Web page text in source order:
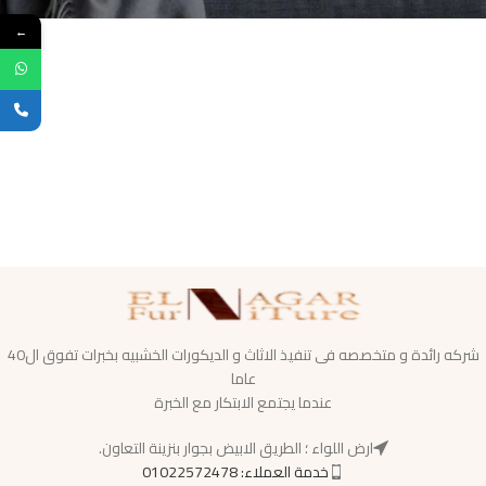
شركه رائدة و متخصصه فى تنفيذ الاثاث و الديكورات الخشبيه بخبرات تفوق ال40
عاما
عندما يجتمع الابتكار مع الخبرة
ارض اللواء ؛ الطريق الابيض بجوار بنزينة التعاون.
خدمة العملاء: 01022572478
←